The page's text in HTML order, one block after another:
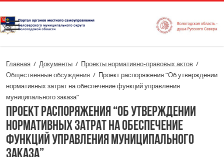
Главная / Документы / Проекты нормативно-правовых актов /
Общественные обсуждения / Проект распоряжения “Об утверждении
нормативных затрат на обеспечение функций управления
муниципального заказа”
Проект распоряжения “Об утверждении
нормативных затрат на обеспечение
функций управления муниципального